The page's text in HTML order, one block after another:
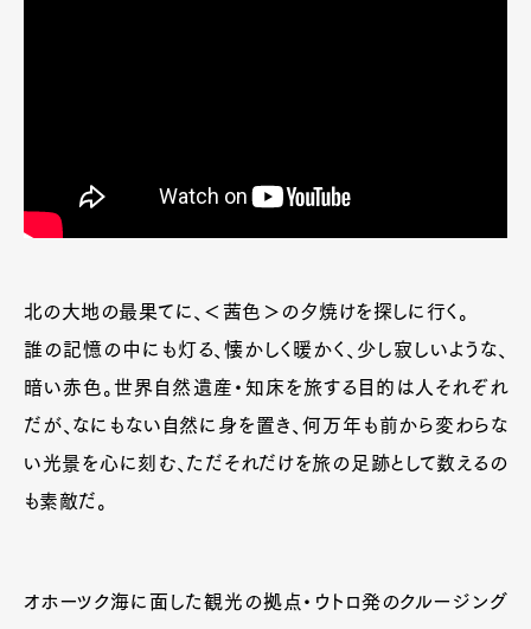
北の大地の最果てに、＜茜色＞の夕焼けを探しに行く。
誰の記憶の中にも灯る、懐かしく暖かく、少し寂しいような、
暗い赤色。世界自然遺産・知床を旅する目的は人それぞれ
だが、なにもない自然に身を置き、何万年も前から変わらな
い光景を心に刻む、ただそれだけを旅の足跡として数えるの
も素敵だ。
オホーツク海に面した観光の拠点・ウトロ発のクルージング